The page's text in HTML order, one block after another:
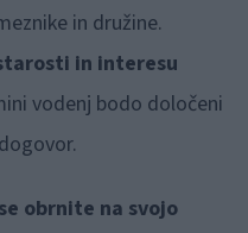
in družine.
in interesu
vodenj bodo določeni
obrnite na svojo